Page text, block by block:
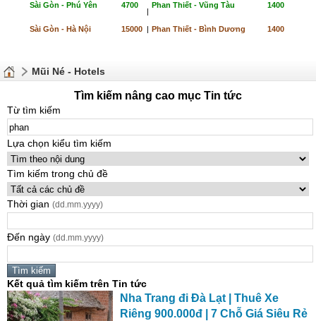
Sài Gòn - Phú Yên 4700
|
Phan Thiết - Vũng Tàu 1400
Sài Gòn - Hà Nội 15000 | Phan Thiết - Bình Dương 1400
Mũi Né - Hotels
Tìm kiếm nâng cao mục Tin tức
Từ tìm kiếm
Lựa chọn kiểu tìm kiếm
Tìm kiếm trong chủ đề
Thời gian (dd.mm.yyyy)
Đến ngày (dd.mm.yyyy)
Kết quả tìm kiếm trên Tin tức
Nha Trang đi Đà Lạt | Thuê Xe
Riêng 900.000đ | 7 Chỗ Giá Siêu Rẻ